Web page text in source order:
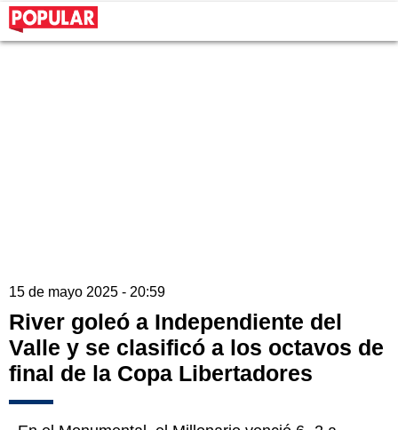
15 de mayo 2025 - 20:59
River goleó a Independiente del
Valle y se clasificó a los octavos de
final de la Copa Libertadores